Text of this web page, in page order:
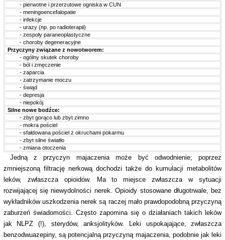
- pierwotne i przerzutowe ogniska w CUN
- meningoencefalopatie
- infekcje
- urazy (np. po radioterapii)
- zespoły paraneoplastyczne
- choroby degeneracyjne
Przyczyny związane z nowotworem:
- ogólny skutek choroby
- ból i zmęczenie
- zaparcia
- zatrzymanie moczu
- świąd
- depresja
- niepokój
Silne nowe bodźce:
- zbyt gorąco lub zbyt zimno
- mokra pościel
- sfałdowana pościel z okruchami pokarmu
- zbyt silne światło
- zmiana otoczenia
Jedną z przyczyn majaczenia może być odwodnienie; poprzez
zmniejszoną filtrację nerkową dochodzi także do kumulacji metabolitów
leków, zwłaszcza opioidów. Ma to miejsce zwłaszcza w sytuacji
rozwijającej się niewydolności nerek. Opioidy stosowane długotrwale, bez
wykładników uszkodzenia nerek są raczej mało prawdopodobną przyczyną
zaburzeń świadomości. Często zapomina się o działaniach takich leków
jak NLPZ (!), sterydów, anksjolityków. Leki uspokajające, zwłaszcza
benzodwuazepiny, są potencjalną przyczyną majaczenia, podobnie jak leki